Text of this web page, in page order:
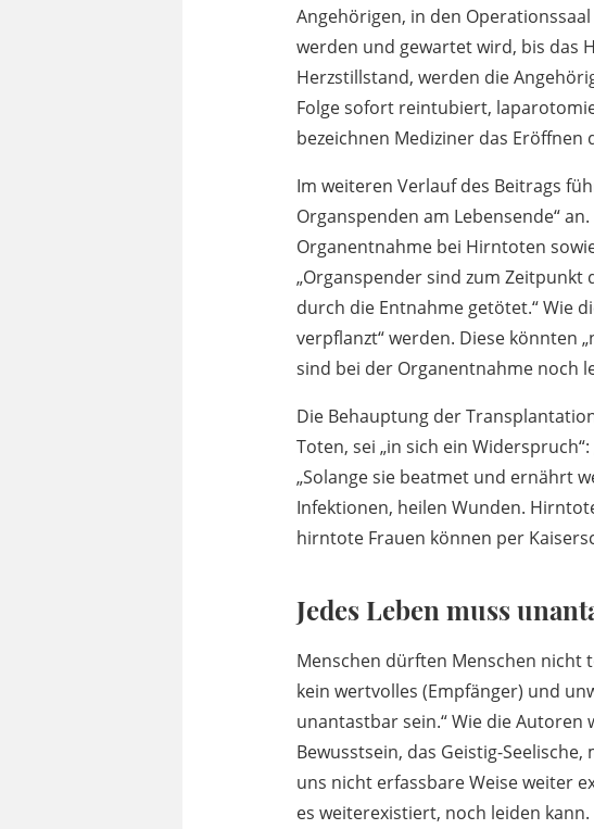
Angehörigen, in den
werden und gewartet wird, bis das
Herzstillstand, werden die
Folge sofort reintubiert,
bezeichnen Mediziner das Eröffnen
Im weiteren Verlauf des Beitrags
Organspenden am Lebensende“
Organentnahme bei Hirntoten
„Organspender sind zum
durch die Entnahme getötet.“ Wie
verpflanzt“ werden. Diese könnten
sind bei der Organentnahme noch
Die Behauptung der
Toten, sei „in sich ein
„Solange sie beatmet und ernährt
Infektionen, heilen Wunden.
hirntote Frauen können per
Jedes Leben muss
Menschen dürften Menschen nicht
kein wertvolles (Empfänger) und
unantastbar sein.“ Wie die Autoren
Bewusstsein, das Geistig-
uns nicht erfassbare Weise weiter
es weiterexistiert, noch leiden